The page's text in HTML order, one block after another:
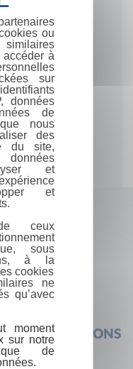
AUX QUESTIONS
ou
accéder à
sur
données
de
nous
des
du site,
et
et
ceux
sous
à la
cookies
ne
qu’avec
moment
sur notre
de